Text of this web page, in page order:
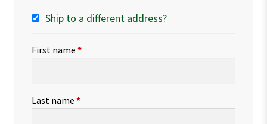
Ship to a different address?
First name *
Last name *